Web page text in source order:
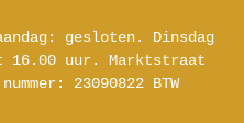
gesloten.
Dinsdag
16.00 uur. Marktstraat
nummer: 23090822 BTW